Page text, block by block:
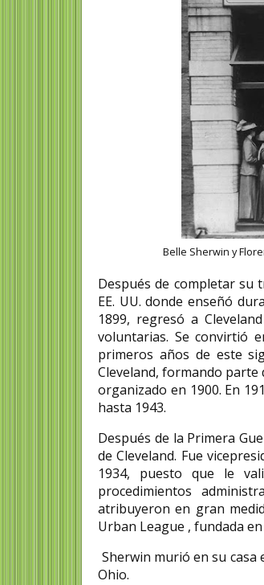
Belle Sherwin y
Después de completar su
EE. UU. donde enseñó
1899, regresó a
voluntarias. Se convirtió
primeros años de este
Cleveland, formando parte
organizado en 1900. En
hasta 1943.
Después de la Primera
de Cleveland. Fue
1934, puesto que le
procedimientos
atribuyeron en gran
Urban League , fundada en
Sherwin murió en su casa
Ohio.